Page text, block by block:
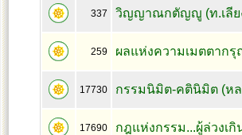
337 วิญญาณกตัญญู (ท.เลีย
259 ผลแห่งความเมตตากรุ
17730 กรรมนิมิต-คตินิมิต (หล
17690 กฎแห่งกรรม...ผู้ล่วงเกิ